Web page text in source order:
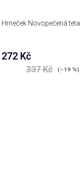
Hrneček Novopečená teta
272 Kč
337 Kč (–19 %)